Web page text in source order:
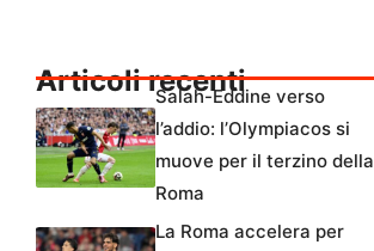
Articoli recenti
Salah-Eddine verso
l’addio: l’Olympiacos si
muove per il terzino della
Roma
La Roma accelera per